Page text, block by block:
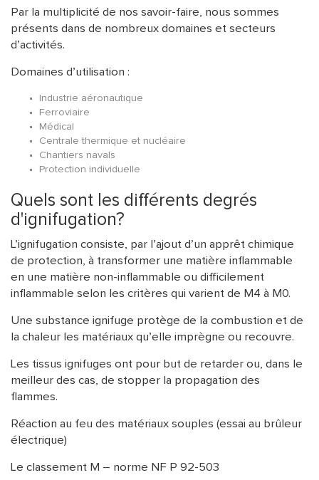
Par la multiplicité de nos savoir-faire, nous sommes
présents dans de nombreux domaines et secteurs
d’activités.
Domaines d’utilisation :
Industrie aéronautique
Ferroviaire
Médical
Centrale thermique et nucléaire
Chantiers navals
Protection individuelle
Quels sont les différents degrés
d'ignifugation?
L’ignifugation consiste, par l’ajout d’un apprêt chimique
de protection, à transformer une matière inflammable
en une matière non-inflammable ou difficilement
inflammable selon les critères qui varient de M4 à M0.
Une substance ignifuge protège de la combustion et de
la chaleur les matériaux qu’elle imprègne ou recouvre.
Les tissus ignifuges ont pour but de retarder ou, dans le
meilleur des cas, de stopper la propagation des
flammes.
Réaction au feu des matériaux souples (essai au brûleur
électrique)
Le classement M – norme NF P 92-503